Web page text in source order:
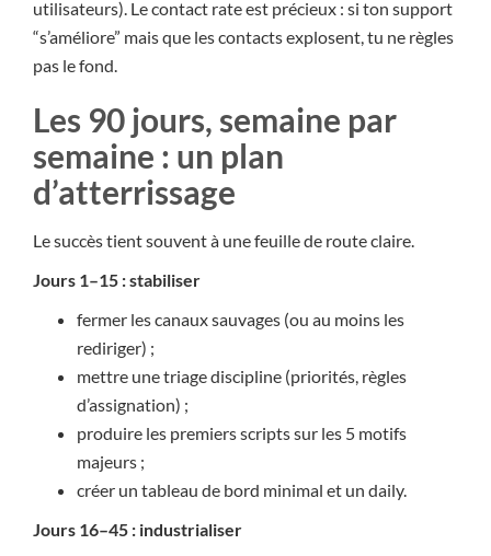
utilisateurs). Le contact rate est précieux : si ton support
“s’améliore” mais que les contacts explosent, tu ne règles
pas le fond.
Les 90 jours, semaine par
semaine : un plan
d’atterrissage
Le succès tient souvent à une feuille de route claire.
Jours 1–15 : stabiliser
fermer les canaux sauvages (ou au moins les
rediriger) ;
mettre une triage discipline (priorités, règles
d’assignation) ;
produire les premiers scripts sur les 5 motifs
majeurs ;
créer un tableau de bord minimal et un daily.
Jours 16–45 : industrialiser